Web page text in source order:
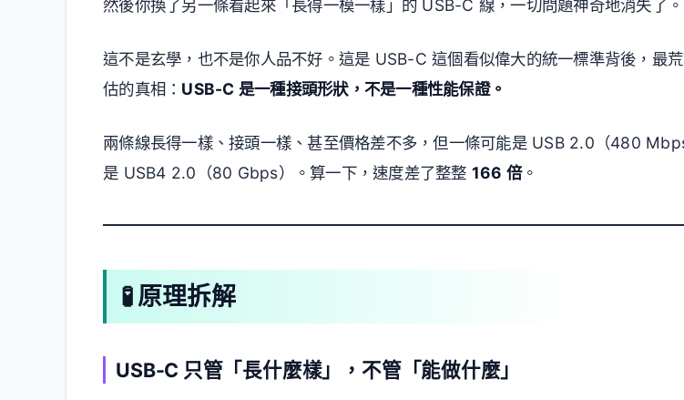
然後你換了另一條看起來「長得一模一樣」的 USB-C 線，一切問題神奇地消失了。
這不是玄學，也不是你人品不好。這是 USB-C 這個看似偉大的統一標準背後，最
估的真相： USB-C 是一種接頭形狀，不是一種性能保證。
兩條線長得一樣、接頭一樣、甚至價格差不多，但一條可能是 USB 2.0（480
是 USB4 2.0（80 Gbps）。算一下，速度差了整整 166 倍。
🧪 原理拆解
USB-C 只管「長什麼樣」，不管「能做什麼」